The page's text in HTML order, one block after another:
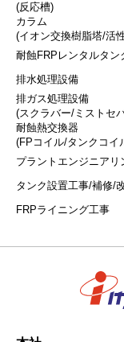
(反応槽)
カラム
(イオン交換樹脂塔/活
耐蝕FRPレンタルタン
排水処理設備
排ガス処理設備
(スクラバー/ミストセ
耐蝕熱交換器
(FPコイル/タンクコイ
プラントエンジニアリ
タンク設置工事/補修/
FRPライニング工事